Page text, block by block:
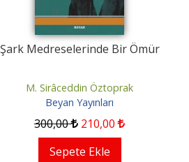
Şark Medreselerinde Bir Ömür
M. Sirâceddin Öztoprak
Beyan Yayınları
300,00 210,00
Sepete Ekle